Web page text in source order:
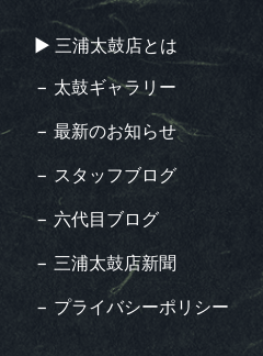
▶︎ 三浦太鼓店とは
− 太鼓ギャラリー
− 最新のお知らせ
− スタッフブログ
− 六代目ブログ
− 三浦太鼓店新聞
− プライバシーポリシー